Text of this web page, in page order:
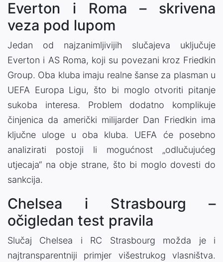
Everton i Roma – skrivena
veza pod lupom
Jedan od najzanimljivijih slučajeva uključuje
Everton i AS Roma, koji su povezani kroz Friedkin
Group. Oba kluba imaju realne šanse za plasman u
UEFA Europa Ligu, što bi moglo otvoriti pitanje
sukoba interesa. Problem dodatno komplikuje
činjenica da američki milijarder Dan Friedkin ima
ključne uloge u oba kluba. UEFA će posebno
analizirati postoji li mogućnost „odlučujućeg
utjecaja“ na obje strane, što bi moglo dovesti do
sankcija.
Chelsea i Strasbourg –
očigledan test pravila
Slučaj Chelsea i RC Strasbourg možda je i
najtransparentniji primjer višestrukog vlasništva.